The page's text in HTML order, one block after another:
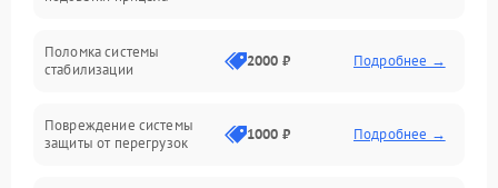
Электропитание
Поломка системы
стабилизации
2000 ₽ Подробнее →
Повреждение системы
защиты от перегрузок
1000 ₽ Подробнее →